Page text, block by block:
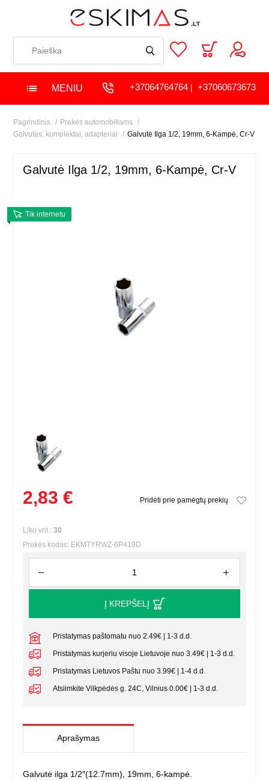
MENIU +37064764764| +37060673673
Pagrindinis
Prekės automobiliams
Galvutės, komplektai, adapteriai
Galvutė Ilga 1/2, 19mm, 6-Kampė, Cr-V
Galvutė Ilga 1/2, 19mm, 6-Kampė, Cr-V
Tik internetu
2,83 € Pridėti prie pamėgtų prekių
Liko vnt.:30
Prekės kodas: EKMTYRWZ-6P419D
Į KREPŠELĮ
Pristatymas paštomatu nuo 2.49€ | 1-3 d.d.
Pristatymas kurjeriu visoje Lietuvoje nuo 3.49€ | 1-3 d.d.
Pristatymas Lietuvos Paštu nuo 3.99€ | 1-4 d.d.
Atsiimkite Vilkpėdės g. 24C, Vilnius 0.00€ | 1-3 d.d.
Aprašymas
Galvutė ilga 1/2″(12.7mm), 19mm, 6-kampė.